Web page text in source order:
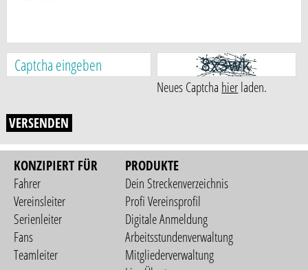
Neues Captcha hierladen.
VERSENDEN
KONZIPIERT FÜR
Fahrer
Vereinsleiter
Serienleiter
Fans
Teamleiter
PRODUKTE
Dein Streckenverzeichnis
Profi Vereinsprofil
Digitale Anmeldung
Arbeitsstundenverwaltung
Mitgliederverwaltung